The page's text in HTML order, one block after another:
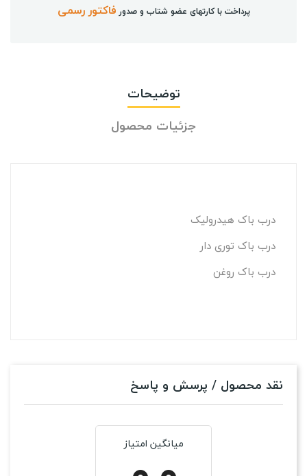
پرداخت با کارتهای عضو شتاب و صدور فاکتور رسمی
توضیحات
جزئیات محصول
درب باک هیدرولیک
درب باک توری دار
درب باک روغن
نقد محصول / پرسش و پاسخ
میانگین امتیاز